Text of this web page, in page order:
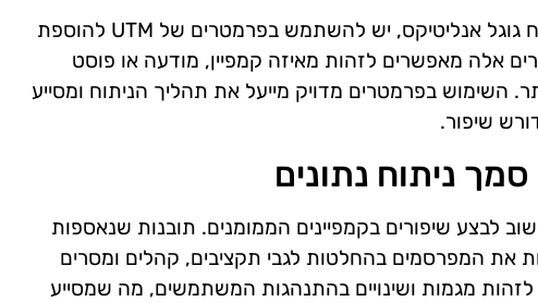
כדי למקסם את היכולת של ניתוח גוגל אנליטיקס, יש להשתמש בפרמטרים של UTM להוספת
אלה מאפשרים לזהות מאיזה קמפיין, מודעה או פוסט
השימוש בפרמטרים מדויק מייעל את תהליך הניתוח ומסייע
שיפור.
ניתוח נתונים
לבצע שיפורים בקמפיינים הממומנים. תובנות שנאספות
את המפרסמים בהחלטות לגבי תקציבים, קהלים ומסרים
לזהות מגמות ושינויים בהתנהגות המשתמשים, מה שמסייע